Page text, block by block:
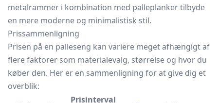
metalrammer i kombination med palleplanker tilbyde
en mere moderne og minimalistisk stil.
Prissammenligning
Prisen på en palleseng kan variere meget afhængigt af
flere faktorer som materialevalg, størrelse og hvor du
køber den. Her er en sammenligning for at give dig et
overblik:
Prisinterval